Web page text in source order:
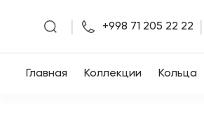
Главная
+998 71 205 22 22
Главная Коллекции Кольца